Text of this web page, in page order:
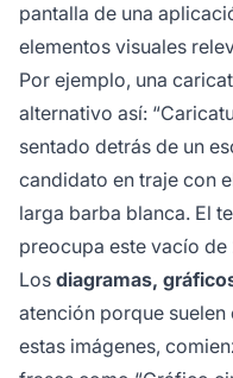
pantalla de una
elementos visuales
Por ejemplo, una
alternativo así:
sentado detrás de un
candidato en traje con
larga barba blanca. El
preocupa este vacío de
Los diagramas,
atención porque
estas imágenes,